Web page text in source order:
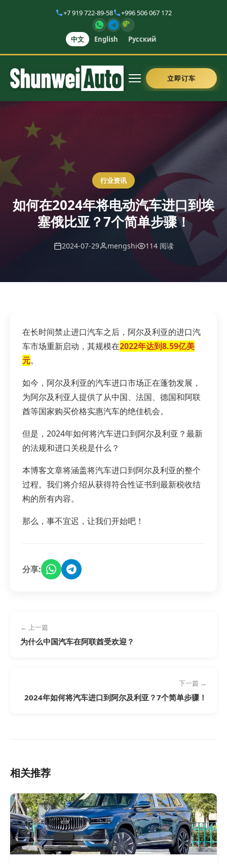
+7 919 722-89-58 +996 506 067 172
中文 English Русский
立即订车
行业资讯
如何在2024年将电动汽车进口到埃
塞俄比亚？7个简单步骤！
2024-07-29 mengshi 114 阅读
在长时间禁止进口汽车之后，阿尔及利亚的进口汽
车市场重新启动，其规模在2022年达到8.59亿美
元。
如今，阿尔及利亚的汽车进口市场正在蓬勃发展，
为阿尔及利亚人提供了从中国、法国、德国和阿联
酋等国家购买价格实惠汽车的绝佳机会。
但是，2024年如何将汽车进口到阿尔及利亚？最新
的法规和进口关税是什么？
本博客文章将涵盖将汽车进口到阿尔及利亚的整个
过程。我们将介绍从获得符合性证书到最新税收结
构的所有内容。
那么，事不宜迟，让我们开始吧！
分享:
← 上一篇
为什么中国汽车在阿联酋受欢迎？
下一篇 →
2024年如何将汽车进口到阿尔及利亚？7个简单步骤！
相关推荐